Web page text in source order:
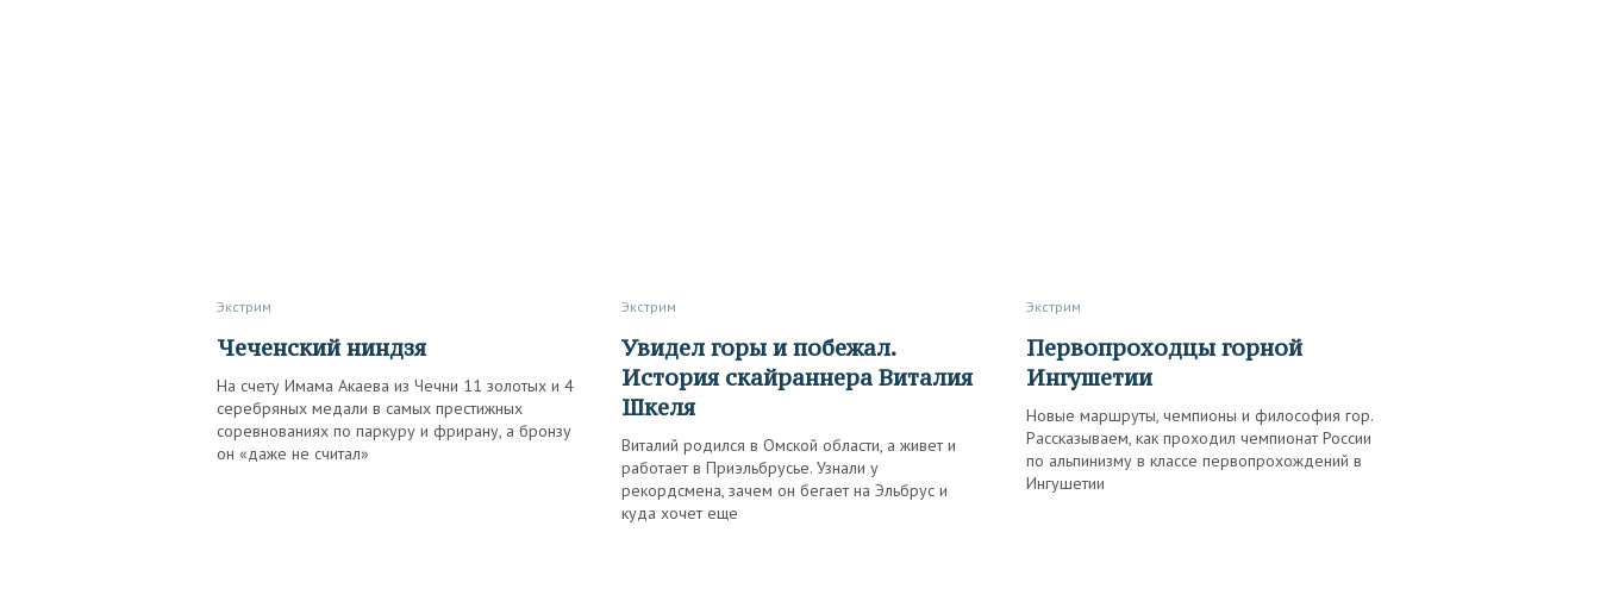
Экстрим
Чеченский ниндзя
На счету Имама Акаева из Чечни 11 золотых и 4
серебряных медали в самых престижных
соревнованиях по паркуру и фрирану, а бронзу
он «даже не считал»
Экстрим
Увидел горы и побежал.
История скайраннера Виталия
Шкеля
Виталий родился в Омской области, а живет и
работает в Приэльбрусье. Узнали у
рекордсмена, зачем он бегает на Эльбрус и
куда хочет еще
Экстрим
Первопроходцы горной
Ингушетии
Новые маршруты, чемпионы и философия гор.
Рассказываем, как проходил чемпионат России
по альпинизму в классе первопрохождений в
Ингушетии